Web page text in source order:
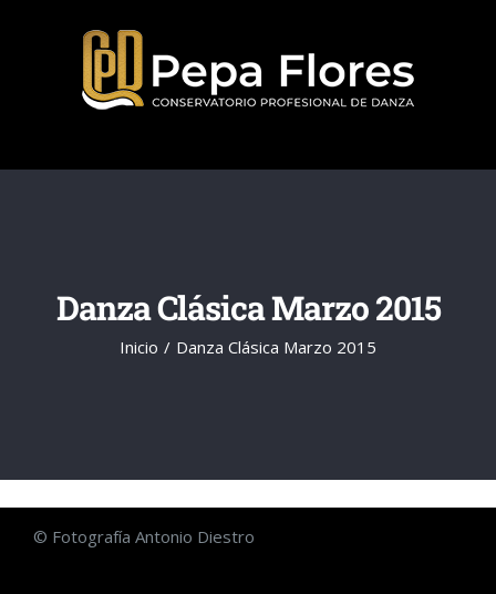
Danza Clásica Marzo 2015
Inicio Danza Clásica Marzo 2015
© Fotografía Antonio Diestro